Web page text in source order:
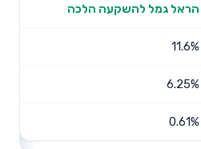
הראל גמל להשקעה הלכה
11.6%
6.25%
0.61%